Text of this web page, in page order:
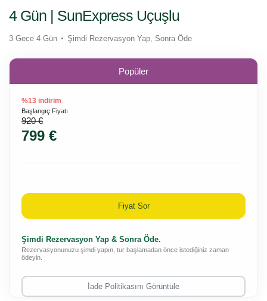
4 Gün | SunExpress Uçuşlu
3 Gece 4 Gün Şimdi Rezervasyon Yap, Sonra Öde
Popüler
%13 indirim
Başlangıç Fiyatı
920 €
799 €
Fiyat Sor
Şimdi Rezervasyon Yap & Sonra Öde.
Rezervasyonunuzu şimdi yapın, tur başlamadan önce istediğiniz zaman
ödeyin.
İade Politikasını Görüntüle